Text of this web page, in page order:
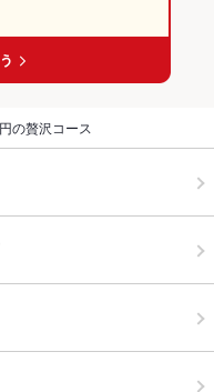
の贅沢コース